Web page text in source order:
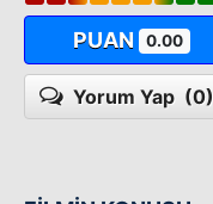
PUAN 0.00
Yorum Yap (0)